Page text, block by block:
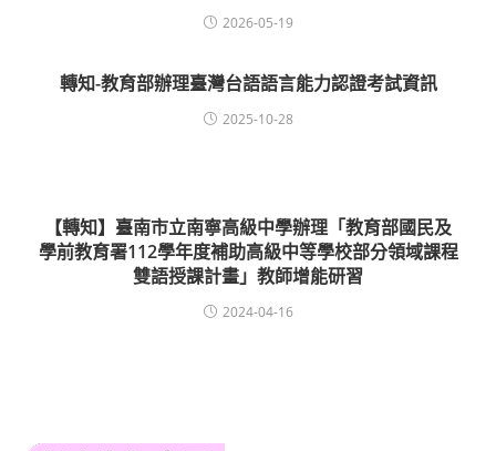
2026-05-19
轉知-教育部辦理臺灣台語語言能力認證考試資訊
2025-10-28
【轉知】臺南市立南寧高級中學辦理「教育部國民及
學前教育署112學年度補助高級中等學校部分領域課程
雙語授課計畫」教師增能研習
2024-04-16